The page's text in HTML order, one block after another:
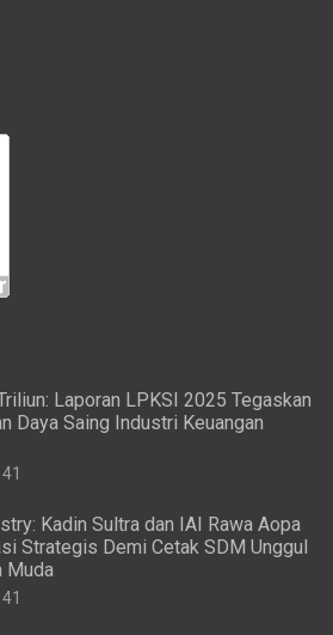
Laporan LPKSI 2025 Tegaskan
Daya Saing Industri Keuangan
Kadin Sultra dan IAI Rawa Aopa
Strategis Demi Cetak SDM Unggul
Muda